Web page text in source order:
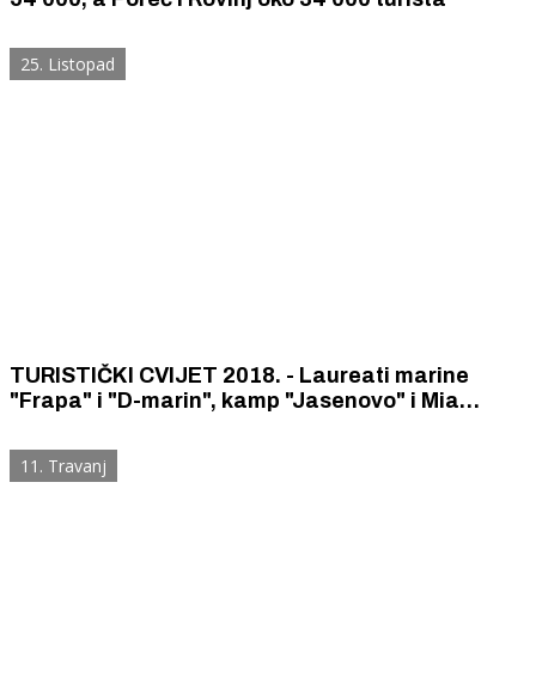
25. Listopad
TURISTIČKI CVIJET 2018. - Laureati marine
"Frapa" i "D-marin", kamp "Jasenovo" i Mia
11. Travanj